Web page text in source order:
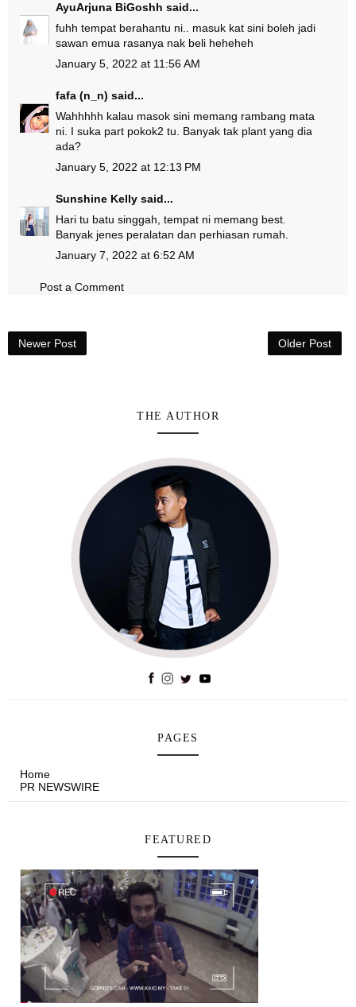
AyuArjuna BiGoshh said...
fuhh tempat berahantu ni.. masuk kat sini boleh jadi
sawan emua rasanya nak beli heheheh
January 5, 2022 at 11:56 AM
fafa (n_n) said...
Wahhhhh kalau masok sini memang rambang mata
ni. I suka part pokok2 tu. Banyak tak plant yang dia
ada?
January 5, 2022 at 12:13 PM
Sunshine Kelly said...
Hari tu batu singgah, tempat ni memang best.
Banyak jenes peralatan dan perhiasan rumah.
January 7, 2022 at 6:52 AM
Post a Comment
Newer Post Older Post
THE AUTHOR
PAGES
Home
PR NEWSWIRE
FEATURED